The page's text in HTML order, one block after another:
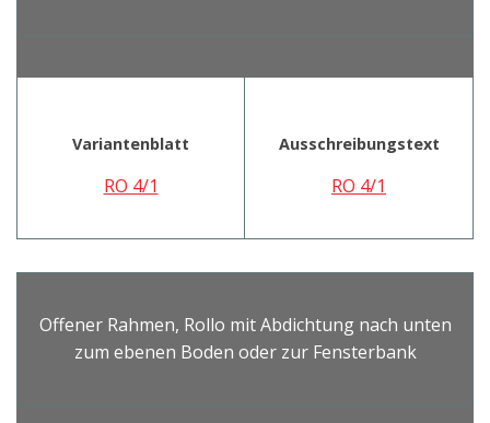
Variantenblatt
RO 4/1
Ausschreibungstext
RO 4/1
Offener Rahmen, Rollo mit Abdichtung nach unten
zum ebenen Boden oder zur Fensterbank